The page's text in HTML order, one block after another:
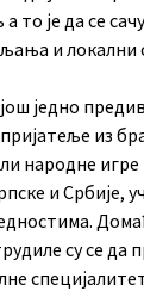
то је да се
и локални
једно
из
народне игре
и Србије,
су се да